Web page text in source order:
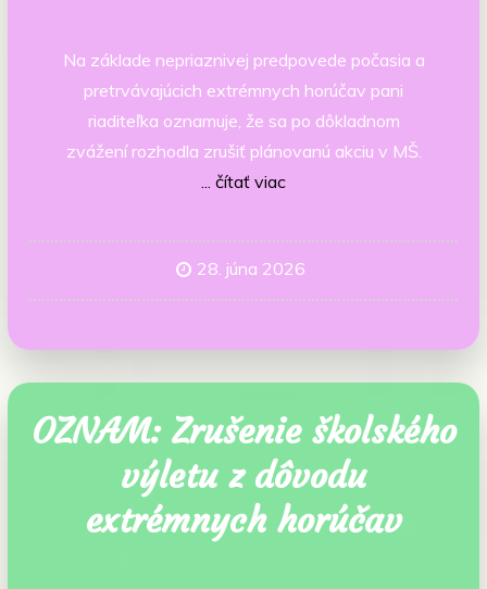
Na základe nepriaznivej predpovede počasia a
pretrvávajúcich extrémnych horúčav pani
riaditeľka oznamuje, že sa po dôkladnom
zvážení rozhodla zrušiť plánovanú akciu v MŠ.
... čítať viac
28. júna 2026
OZNAM: Zrušenie školského
výletu z dôvodu
extrémnych horúčav